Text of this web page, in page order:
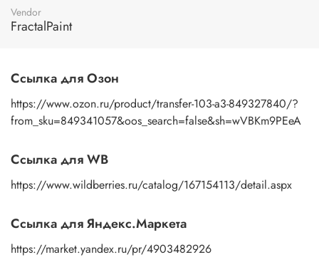
пальцами бумажную основу, сдвигаете ее на себя.
Рисунок остается на изделии. Сразу после нанесения
подойдет акриловый лак на водной основе, матовый,
глянцевый, полуглянцевый.
Vendor
FractalPaint
Ссылка для Озон
https://www.ozon.ru/product/transfer-103-a3-849327840/?
from_sku=849341057&oos_search=false&sh=wVBKm9PEeA
Ссылка для WB
https://www.wildberries.ru/catalog/167154113/detail.aspx
Ссылка для Яндекс.Маркета
https://market.yandex.ru/pr/4903482926